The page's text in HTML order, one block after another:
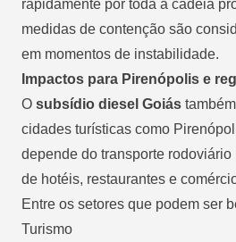
rapidamente por toda a cadeia
medidas de contenção são
em momentos de instabilidade.
Impactos para Pirenópolis e
O subsídio diesel Goiás
cidades turísticas como
depende do transporte
de hotéis, restaurantes e
Entre os setores que podem ser
Turismo